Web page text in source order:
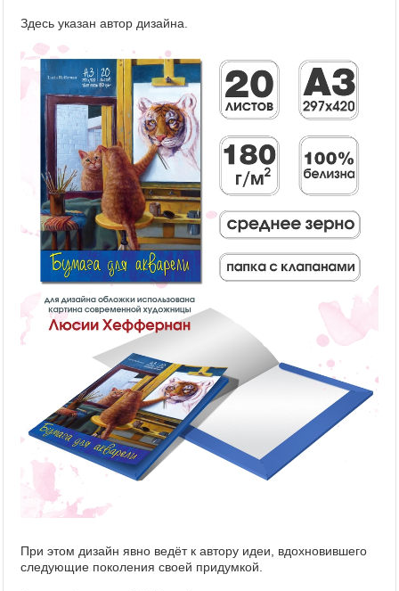
Здесь указан автор дизайна.
При этом дизайн явно ведёт к автору идеи, вдохновившего
следующие поколения своей придумкой.